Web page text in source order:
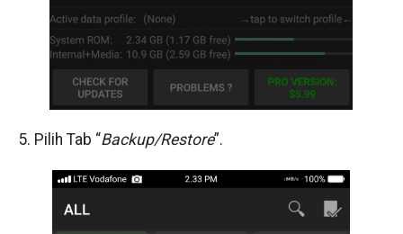
5. Pilih Tab “Backup/Restore”.